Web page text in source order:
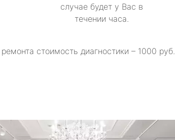
случае будет у Вас в
течении часа.
стоимость диагностики – 1000 руб.